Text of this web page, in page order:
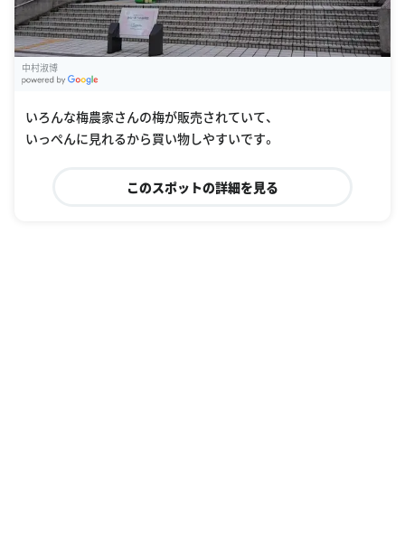
中村淑博
いろんな梅農家さんの梅が販売されていて、
いっぺんに見れるから買い物しやすいです。
このスポットの詳細を見る